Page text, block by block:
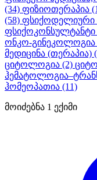
(34) ფიზიოთერაპია
(58) ფსიქოდელიური
ფსიქოკონსულტანტი
ონკო-გინეკოლოგია
მედიცინა (თერაპია)
ციტოლოგია (2)
ჰომეოპათია (11)
მოიძებნა 1 ექიმი